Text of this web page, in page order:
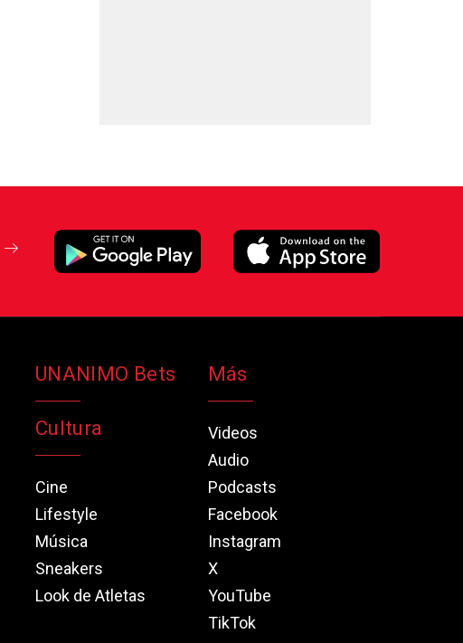
UNANIMO Bets
Cultura
Cine
Lifestyle
Música
Sneakers
Look de Atletas
Más
Videos
Audio
Podcasts
Facebook
Instagram
X
YouTube
TikTok